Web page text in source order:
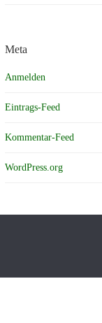
Meta
Anmelden
Eintrags-Feed
Kommentar-Feed
WordPress.org